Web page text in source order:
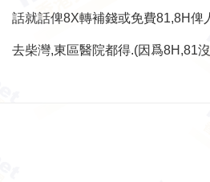
話就話俾8X轉補錢或免費81,8H俾
去柴灣,東區醫院都得.(因爲8H,81